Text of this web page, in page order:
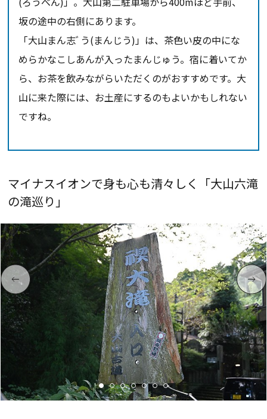
坂の途中の右側にあります。
「大山まん志ﾞう(まんじう)」は、茶色い皮の中にな
めらかなこしあんが入ったまんじゅう。宿に着いてか
ら、お茶を飲みながらいただくのがおすすめです。大
山に来た際には、お土産にするのもよいかもしれない
ですね。
マイナスイオンで身も心も清々しく「大山六滝
の滝巡り」